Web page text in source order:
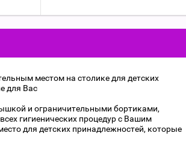
местом на столике для детских
для Вас
и ограничительными бортиками,
гигиенических процедур с Вашим
для детских принадлежностей, которые